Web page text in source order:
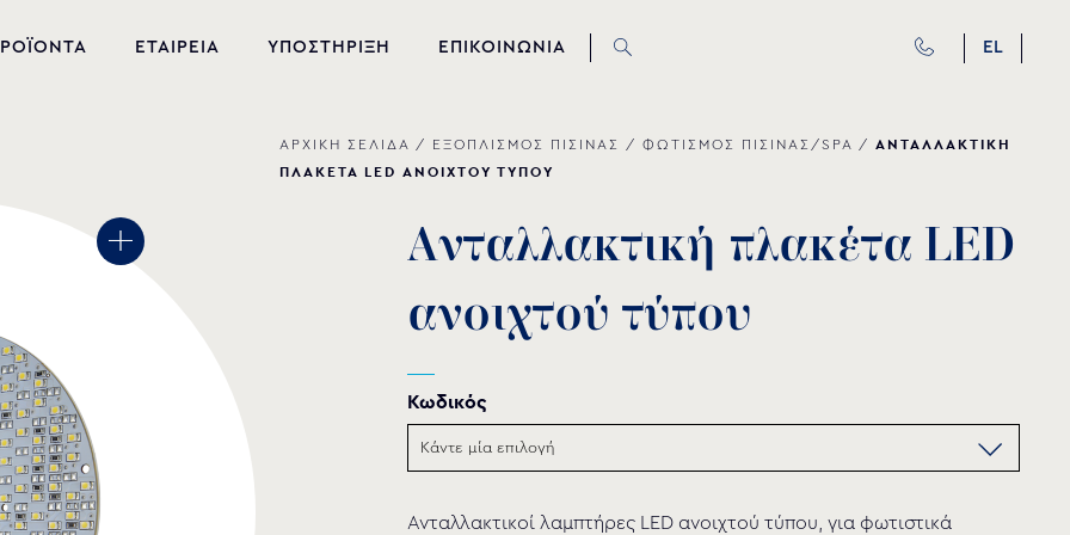
EL
ΣΙΝΤΡΙΒΑΝΙ
PVC-U ΕΞΑΡΤΗΜΑΤΑ
ΑΝΤΛΙΕΣ ΥΔΑΤΩΝ
ΧΗΜΙΚΑ ΠΙΣΙΝΑΣ
ΕΤΑΙΡΕΙΑ ΥΠΟΣΤΗΡΙΞΗ ΕΠΙΚΟΙΝΩΝΙΑ
ΑΡΧΙΚΗ ΣΕΛΙΔΑ / ΕΞΟΠΛΙΣΜΟΣ ΠΙΣΙΝΑΣ / ΦΩΤΙΣΜΟΣ ΠΙΣΙΝΑΣ/SPA / ΑΝΤΑΛΛΑΚΤΙΚΗ
ΠΛΑΚΕΤΑ LED ΑΝΟΙΧΤΟΥ ΤΥΠΟΥ
Ανταλλακτική πλακέτα LED
ανοιχτού τύπου
Κωδικός
Ανταλλακτικοί λαμπτήρες LED ανοιχτού τύπου, για φωτιστικά